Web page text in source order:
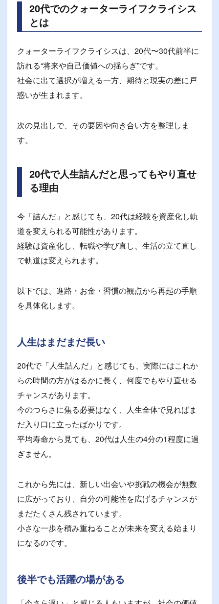
20代でのクォーターライフクライシス
とは
クォーターライフクライシスは、20代〜30代前半に
訪れる“将来や自己価値への揺らぎ”です。
社会に出て選択が増える一方、期待と現実の差に戸
惑いが生まれます。
次の見出しで、その要因や向き合い方を整理しま
す。
20代で人生詰んだと思ってもやり直せ
る理由
今「詰んだ」と感じても、20代は経験を資産化し軌
道を変えられる可能性があります。
経験は資産化し、転職や学び直し、生活の立て直し
で軌道は変えられます。
以下では、進路・お金・習慣の観点から再起の手順
を具体化します。
人生はまだまだ長い
20代で「人生詰んだ」と感じても、実際にはこれか
らの時間の方がはるかに長く、何度でもやり直せる
チャンスがあります。
今のつらさに焦る必要はなく、人生全体で見ればま
だ入り口に立ったばかりです。
平均寿命から見ても、20代は人生の4分の1程度に過
ぎません。
これから先には、新しい出会いや挑戦の機会が無数
に広がっており、自分の可能性を広げるチャンスが
まだたくさん残されています。
小さな一歩を積み重ねることが未来を変える始まり
になるのです。
後半でも活躍の場がある